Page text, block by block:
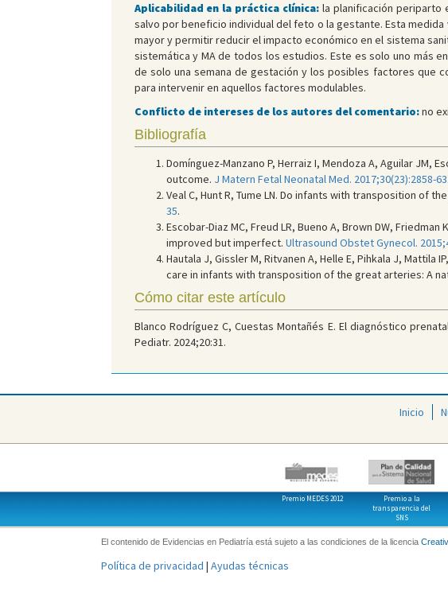
Aplicabilidad en la práctica clínica:la planificación periparto
salvo por beneficio individual del feto o la gestante. Esta
mayor y permitir reducir el impacto económico en el sistema
sistemática y MA de todos los estudios. Este es solo uno más
de solo una semana de gestación y los posibles factores que
para intervenir en aquellos factores modulables.
Conflicto de intereses de los autores del comentario:no
Bibliografía
Domínguez-Manzano P, Herraiz I, Mendoza A, Aguilar JM,
outcome. J Matern Fetal Neonatal Med. 2017;30(23):2858-63.
Veal C, Hunt R, Tume LN. Do infants with transposition of
35.
Escobar-Diaz MC, Freud LR, Bueno A, Brown DW, Friedman
improved but imperfect. Ultrasound Obstet Gynecol.
Hautala J, Gissler M, Ritvanen A, Helle E, Pihkala J, Mattila IP,
care in infants with transposition of the great arteries: A
Cómo citar este artículo
Blanco Rodríguez C, Cuestas Montañés E. El diagnóstico
Pediatr. 2024;20:31.
Inicio
Premio MEDES 2012
Premio a la
transparencia del
SNS
El contenido de Evidencias en Pediatría está sujeto a las condiciones de la licencia
Política de privacidad | Ayudas técnicas